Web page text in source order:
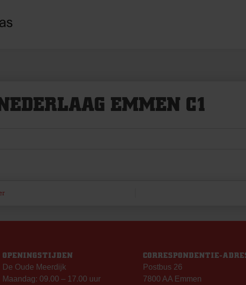
EMMEN C1
OPENINGSTIJDEN
De Oude Meerdijk
Maandag: 09.00 – 17.00 uur
CORRESPONDENTIE-
Postbus 26
7800 AA Emmen